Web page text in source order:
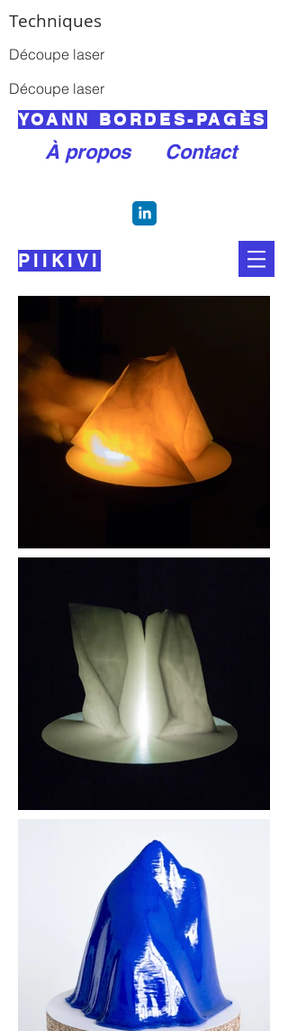
Techniques
Découpe laser
Découpe laser
YOANN BORDES-PAGÈS
À propos Contact
PIIKIVI